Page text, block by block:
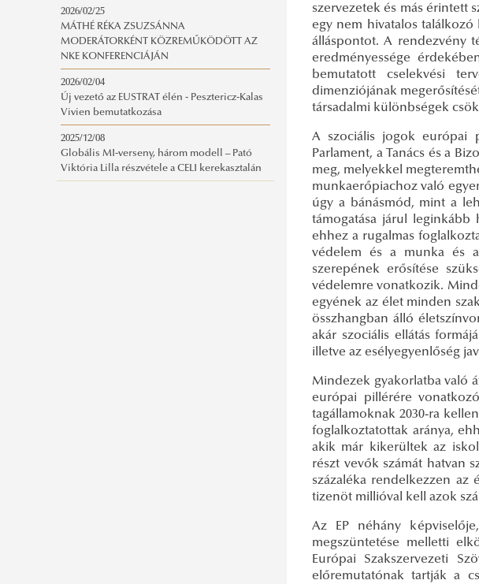
2026/02/25
MÁTHÉ RÉKA ZSUZSÁNNA
MODERÁTORKÉNT KÖZREMŰKÖDÖTT AZ
NKE KONFERENCIÁJÁN
2026/02/04
Új vezető az EUSTRAT élén - Pesztericz-Kalas
Vivien bemutatkozása
2025/12/08
Globális MI-verseny, három modell – Pató
Viktória Lilla részvétele a CELI kerekasztalán
szervezetek és más érintett
egy nem hivatalos találkozó
álláspontot. A rendezvény
eredményessége
bemutatott cselekvési
dimenziójának
társadalmi különbségek
A szociális jogok európai
Parlament, a Tanács és a
meg, melyekkel
munkaerőpiachoz való
úgy a bánásmód, mint a
támogatása járul
ehhez a rugalmas
védelem és a munka és a
szerepének erősítése
védelemre vonatkozik.
egyének az élet minden
összhangban álló
akár szociális ellátás
illetve az esélyegyenlőség
Mindezek gyakorlatba való
európai pillérére
tagállamoknak 2030-ra
foglalkoztatottak aránya,
akik már kikerültek az
részt vevők számát hatvan
százaléka rendelkezzen az
tizenöt millióval kell azok
Az EP néhány
megszüntetése melletti
Európai Szakszervezeti
előremutatónak tartják a